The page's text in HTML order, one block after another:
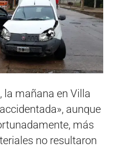
la mañana en Villa
aunque
más
no resultaron